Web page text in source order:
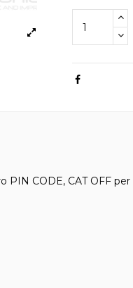
PIN CODE, CAT OFF per